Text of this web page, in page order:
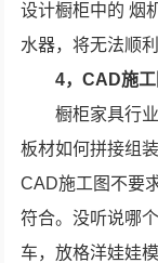
设计橱柜中的 烟
水器，将无法顺
4，CAD施工
橱柜家具行
板材如何拼接组
CAD施工图不要
符合。没听说哪
车，放格洋娃娃模